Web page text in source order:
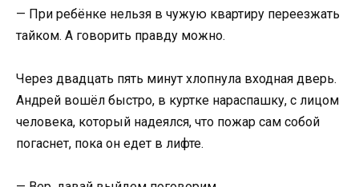
— При ребёнке нельзя в чужую квартиру переезжать
тайком. А говорить правду можно.
Через двадцать пять минут хлопнула входная дверь.
Андрей вошёл быстро, в куртке нараспашку, с лицом
человека, который надеялся, что пожар сам собой
погаснет, пока он едет в лифте.